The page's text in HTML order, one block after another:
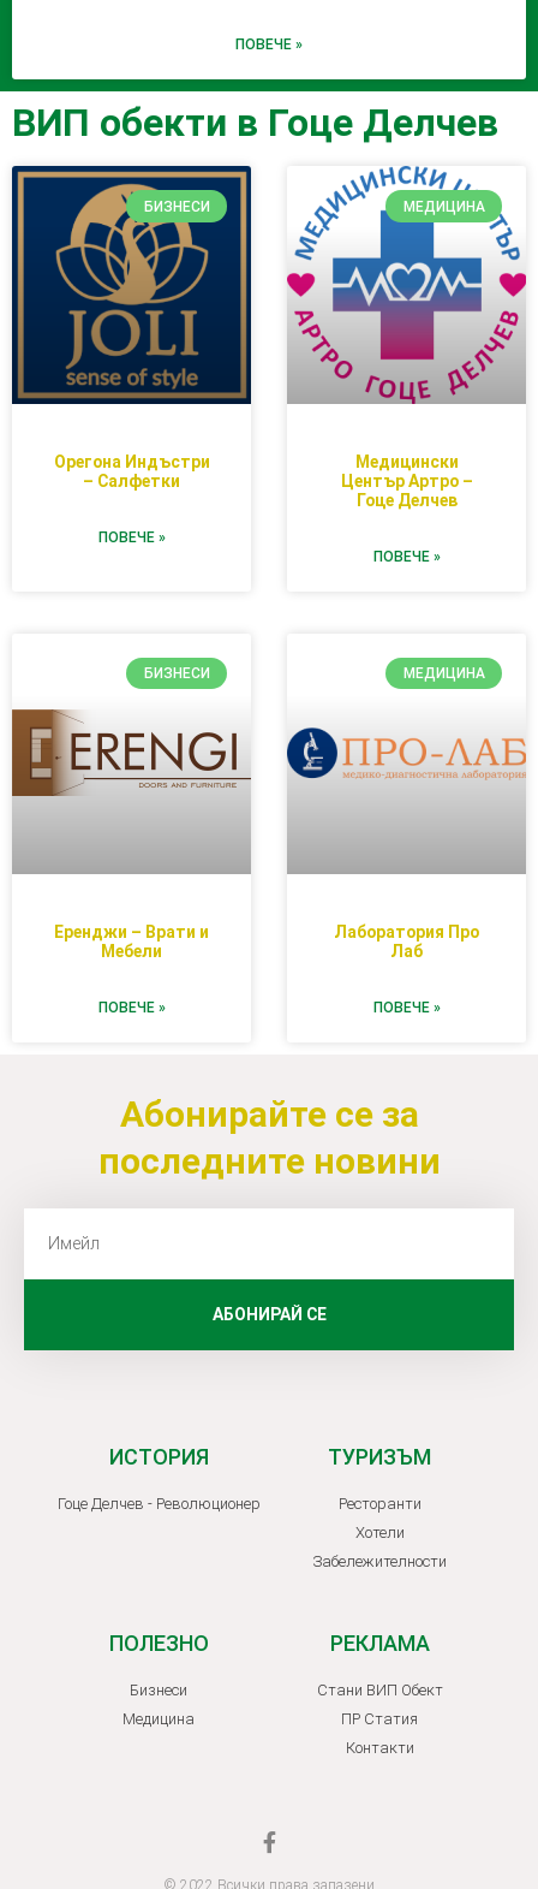
ПОВЕЧЕ »
ВИП обекти в Гоце Делчев
БИЗНЕСИ
Орегона Индъстри
– Салфетки
ПОВЕЧЕ »
МЕДИЦИНА
Медицински
Център Артро –
Гоце Делчев
ПОВЕЧЕ »
БИЗНЕСИ
Еренджи – Врати и
Мебели
ПОВЕЧЕ »
МЕДИЦИНА
Лаборатория Про
Лаб
ПОВЕЧЕ »
Абонирайте се за
последните новини
АБОНИРАЙ СЕ
ИСТОРИЯ
Гоце Делчев - Революционер
ТУРИЗЪМ
Ресторанти
Хотели
Забележителности
ПОЛЕЗНО
Бизнеси
Медицина
РЕКЛАМА
Стани ВИП Обект
ПР Статия
Контакти
© 2022 Всички права запазени